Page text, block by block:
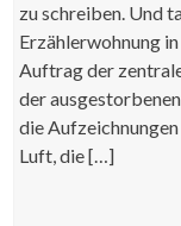
zu schreiben. Und
Erzählerwohnung
Auftrag der
der
die
Luft, die […]